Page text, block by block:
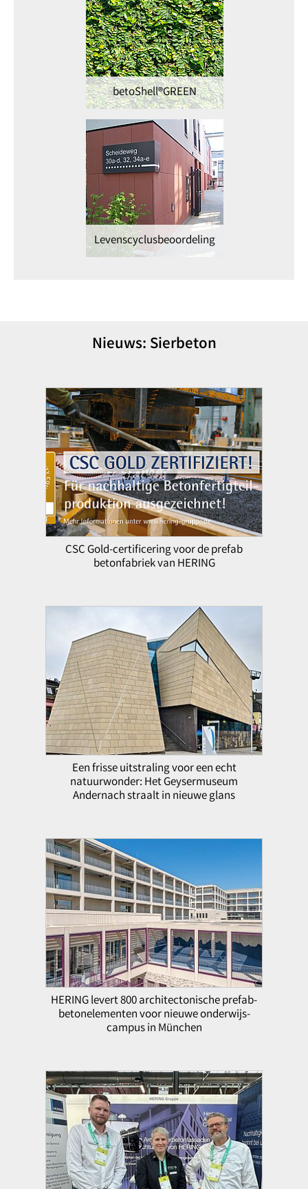
betoShell®GREEN
Levenscyclusbeoordeling
Nieuws: Sierbeton
CSC Gold-certificering voor de prefab
betonfabriek van HERING
Een frisse uitstraling voor een echt
natuurwonder: Het Geysermuseum
Andernach straalt in nieuwe glans
HERING levert 800 architectonische prefab-
betonelementen voor nieuwe onderwijs-
campus in München